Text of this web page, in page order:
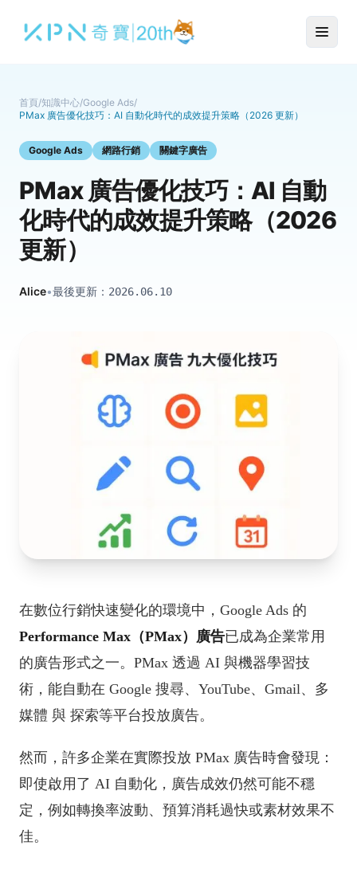
首頁/知識中心/Google Ads/
PMax 廣告優化技巧：AI 自動化時代的成效提升策略（2026 更新）
Google Ads 網路行銷 關鍵字廣告
PMax 廣告優化技巧：AI 自動
化時代的成效提升策略（2026
更新）
Alice•最後更新： 2026.06.10
在數位行銷快速變化的環境中，Google Ads 的
Performance Max（PMax）廣告已成為企業常用
的廣告形式之一。PMax 透過 AI 與機器學習技
術，能自動在 Google 搜尋、YouTube、Gmail、多
媒體 與 探索等平台投放廣告。
然而，許多企業在實際投放 PMax 廣告時會發現：
即使啟用了 AI 自動化，廣告成效仍然可能不穩
定，例如轉換率波動、預算消耗過快或素材效果不
佳。